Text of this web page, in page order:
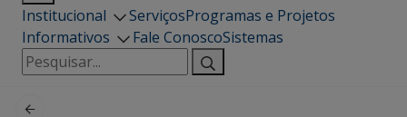
Institucional ServiçosProgramas e Projetos
Informativos
Fale ConoscoSistemas
Pesquisar
por: